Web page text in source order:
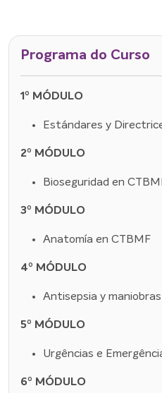
Programa do Curso
1º MÓDULO
Estándares y
2º MÓDULO
Bioseguridad en
3º MÓDULO
Anatomía en CTBMF
4º MÓDULO
Antisepsia y
5º MÓDULO
Urgências e
6º MÓDULO